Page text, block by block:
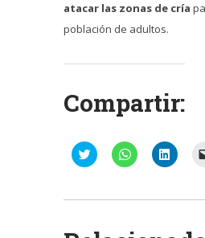
atacar las zonas de cría
población de adultos.
Compartir:
Haz
clic
Twitter
Haz
clic
WhatsApp
Haz
clic